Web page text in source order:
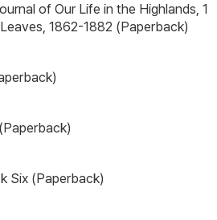
of Our Life in the Highlands, 1
1862-1882 (Paperback)
Six (Paperback)